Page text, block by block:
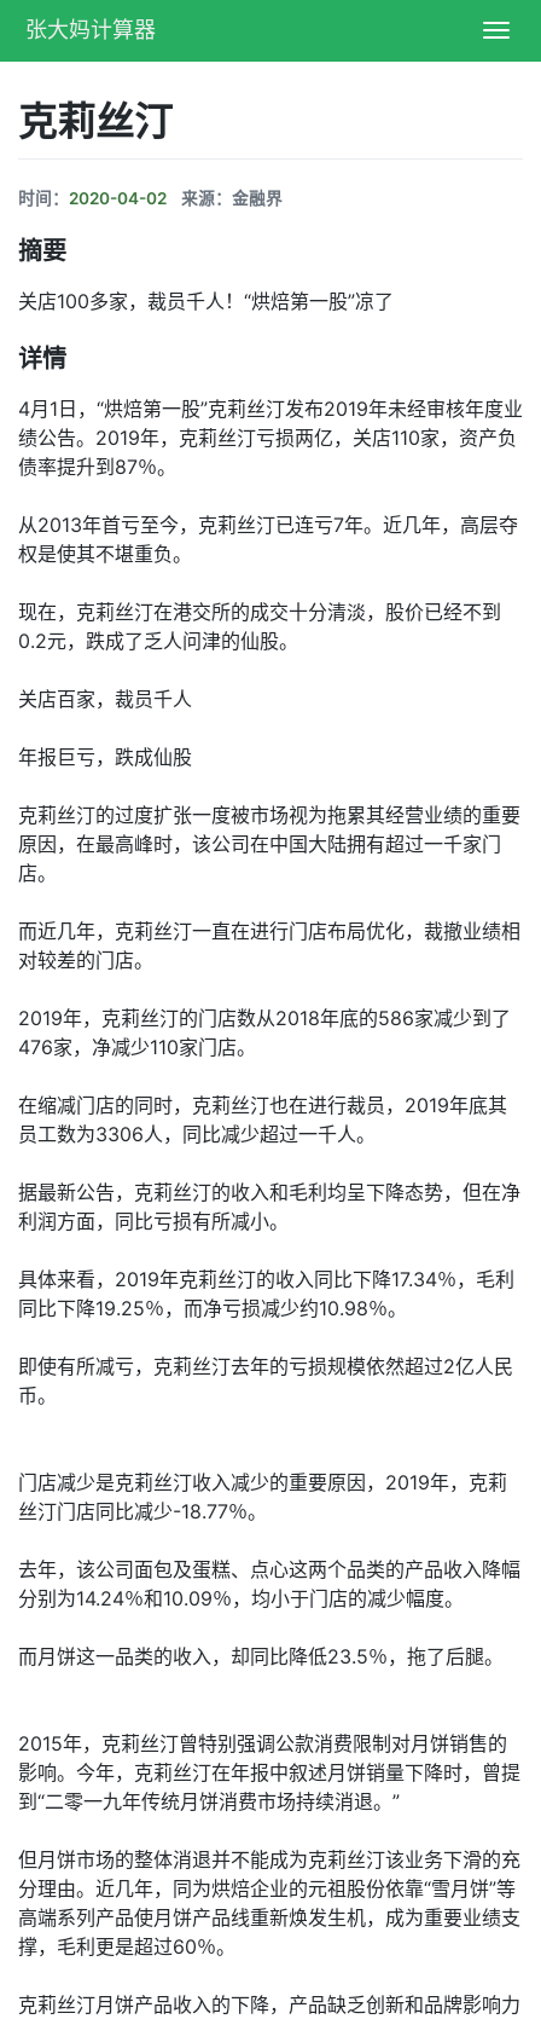
张大妈计算器
克莉丝汀
时间： 2020-04-02 来源：金融界
摘要
关店100多家，裁员千人！“烘焙第一股”凉了
详情
4月1日，“烘焙第一股”克莉丝汀发布2019年未经审核年度业
绩公告。2019年，克莉丝汀亏损两亿，关店110家，资产负
债率提升到87％。
从2013年首亏至今，克莉丝汀已连亏7年。近几年，高层夺
权是使其不堪重负。
现在，克莉丝汀在港交所的成交十分清淡，股价已经不到
0.2元，跌成了乏人问津的仙股。
关店百家，裁员千人
年报巨亏，跌成仙股
克莉丝汀的过度扩张一度被市场视为拖累其经营业绩的重要
原因，在最高峰时，该公司在中国大陆拥有超过一千家门
店。
而近几年，克莉丝汀一直在进行门店布局优化，裁撤业绩相
对较差的门店。
2019年，克莉丝汀的门店数从2018年底的586家减少到了
476家，净减少110家门店。
在缩减门店的同时，克莉丝汀也在进行裁员，2019年底其
员工数为3306人，同比减少超过一千人。
据最新公告，克莉丝汀的收入和毛利均呈下降态势，但在净
利润方面，同比亏损有所减小。
具体来看，2019年克莉丝汀的收入同比下降17.34％，毛利
同比下降19.25％，而净亏损减少约10.98％。
即使有所减亏，克莉丝汀去年的亏损规模依然超过2亿人民
币。
门店减少是克莉丝汀收入减少的重要原因，2019年，克莉
丝汀门店同比减少-18.77％。
去年，该公司面包及蛋糕、点心这两个品类的产品收入降幅
分别为14.24％和10.09％，均小于门店的减少幅度。
而月饼这一品类的收入，却同比降低23.5％，拖了后腿。
2015年，克莉丝汀曾特别强调公款消费限制对月饼销售的
影响。今年，克莉丝汀在年报中叙述月饼销量下降时，曾提
到“二零一九年传统月饼消费市场持续消退。”
但月饼市场的整体消退并不能成为克莉丝汀该业务下滑的充
分理由。近几年，同为烘焙企业的元祖股份依靠“雪月饼”等
高端系列产品使月饼产品线重新焕发生机，成为重要业绩支
撑，毛利更是超过60％。
克莉丝汀月饼产品收入的下降，产品缺乏创新和品牌影响力